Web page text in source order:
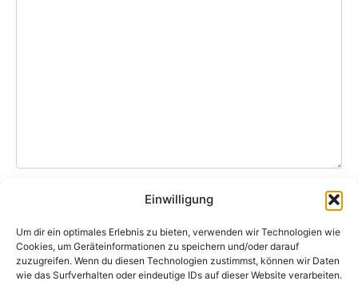
Einwilligung
Um dir ein optimales Erlebnis zu bieten, verwenden wir Technologien wie
Cookies, um Geräteinformationen zu speichern und/oder darauf
zuzugreifen. Wenn du diesen Technologien zustimmst, können wir Daten
wie das Surfverhalten oder eindeutige IDs auf dieser Website verarbeiten.
akzeptiere sie.
Bitte lasse dieses Feld leer.